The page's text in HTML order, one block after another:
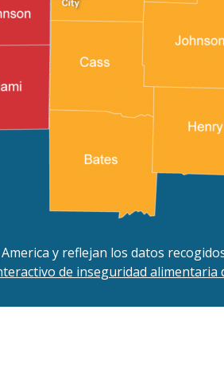
y reflejan los datos
de inseguridad alimentaria